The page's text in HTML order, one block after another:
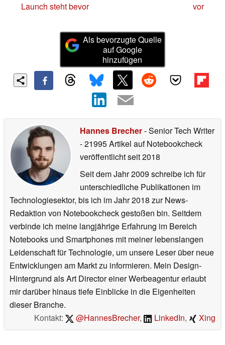
Launch steht bevor
vor
Als bevorzugte Quelle
auf Google
hinzufügen
Hannes Brecher- Senior Tech Writer
- 21995 Artikel auf Notebookcheck
veröffentlichtseit 2018
Seit dem Jahr 2009 schreibe ich für
unterschiedliche Publikationen im
Technologiesektor, bis ich im Jahr 2018 zur News-
Redaktion von Notebookcheck gestoßen bin. Seitdem
verbinde ich meine langjährige Erfahrung im Bereich
Notebooks und Smartphones mit meiner lebenslangen
Leidenschaft für Technologie, um unsere Leser über neue
Entwicklungen am Markt zu informieren. Mein Design-
Hintergrund als Art Director einer Werbeagentur erlaubt
mir darüber hinaus tiefe Einblicke in die Eigenheiten
dieser Branche.
Kontakt:
@HannesBrecher, LinkedIn, Xing